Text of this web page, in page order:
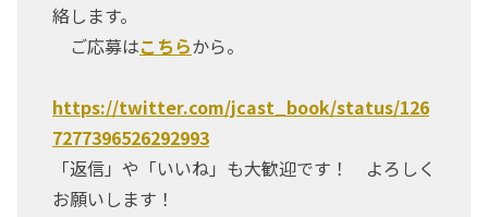
絡します。
ご応募はこちらから。
https://twitter.com/jcast_book/status/126
7277396526292993
「返信」や「いいね」も大歓迎です！ よろしく
お願いします！